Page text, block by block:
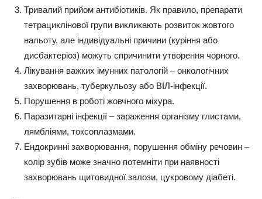
Тривалий прийом антибіотиків. Як правило, препарати
тетрациклінової групи викликають розвиток жовтого
нальоту, але індивідуальні причини (куріння або
дисбактеріоз) можуть спричинити утворення чорного.
Лікування важких імунних патологій –онкологічних
захворювань, туберкульозу або ВІЛ-інфекції.
Порушення в роботі жовчного міхура.
Паразитарні інфекції –зараження організму глистами,
лямбліями, токсоплазмами.
Ендокринні захворювання, порушення обміну речовин –
колір зубів може значно потемніти при наявності
захворювань щитовидної залози, цукровому діабеті.